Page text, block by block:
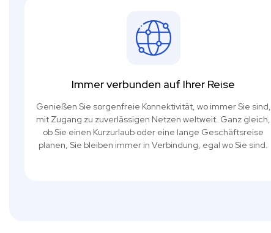
Immer verbunden auf Ihrer Reise
Genießen Sie sorgenfreie Konnektivität, wo immer Sie sind,
mit Zugang zu zuverlässigen Netzen weltweit. Ganz gleich,
ob Sie einen Kurzurlaub oder eine lange Geschäftsreise
planen, Sie bleiben immer in Verbindung, egal wo Sie sind.